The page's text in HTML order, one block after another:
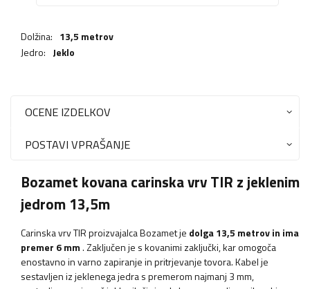
Dolžina: 13,5 metrov
Jedro: Jeklo
OCENE IZDELKOV
POSTAVI VPRAŠANJE
Bozamet kovana carinska vrv TIR z jeklenim
jedrom 13,5m
Carinska vrv TIR proizvajalca Bozamet je dolga 13,5 metrov in ima
premer 6 mm. Zaključen je s kovanimi zaključki, kar omogoča
enostavno in varno zapiranje in pritrjevanje tovora. Kabel je
sestavljen iz jeklenega jedra s premerom najmanj 3 mm,